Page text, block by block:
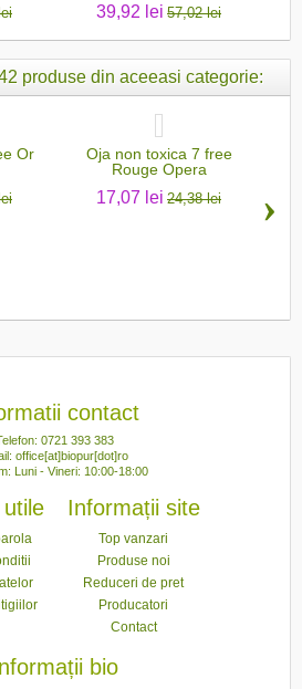
39,92 lei 57,02 lei
produse din aceeasi categorie:
Or
Oja non toxica 7 free
Rouge Opera
17,07 lei 24,38 lei ›
contact
0721 393 383
office[at]biopur[dot]ro
Luni - Vineri: 10:00-18:00
Informații site
Top vanzari
Produse noi
Reduceri de pret
Producatori
Contact
bio